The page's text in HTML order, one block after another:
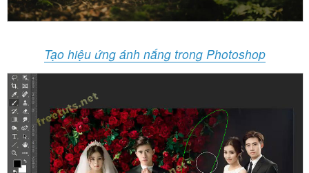
Tạo hiệu ứng ánh nắng trong Photoshop